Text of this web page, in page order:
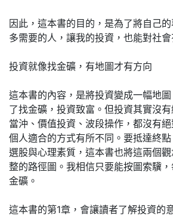
因此，這本書的目的，是為了將自己
多需要的人，讓我的投資，也能對社
投資就像找金礦，有地圖才有方向
這本書的內容，是將投資變成一幅地
了找金礦，投資致富。但投資其實沒有
當沖、價值投資、波段操作，都沒有
個人適合的方式有所不同。要抵達終
選股與心理素質，這本書也將這兩個
整的路徑圖。我相信只要能按圖索驥
金礦。
這本書的第1章，會讓讀者了解投資的